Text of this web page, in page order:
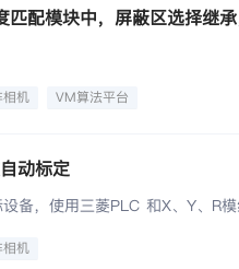
相机 VM算法平台
动标定
备，使用三菱PLC 和X、Y、R
相机